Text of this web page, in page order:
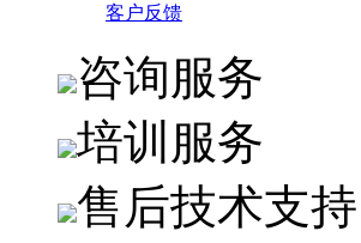
客户反馈
咨询服务
培训服务
售后技术支持